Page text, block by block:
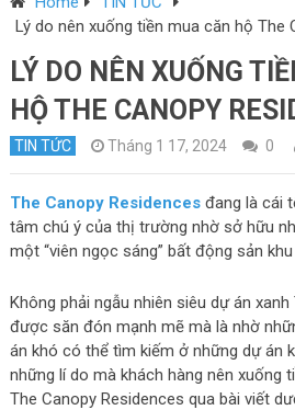
Lý do nên xuống tiền mua căn hộ The
LÝ DO NÊN XUỐNG
HỘ THE CANOPY
TIN TỨC Tháng 1 17, 2024 0
The Canopy Residencesđang là cái
tâm chú ý của thị trường nhờ sở hữu
một “viên ngọc sáng” bất động sản
Không phải ngẫu nhiên siêu dự án
được săn đón mạnh mẽ mà là nhờ
án khó có thể tìm kiếm ở những dự án
những lí do mà khách hàng nên xuống
The Canopy Residences qua bài viết